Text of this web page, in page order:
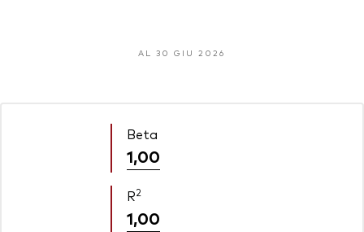
AL 30 GIU 2026
Beta
1,00
R2
1,00